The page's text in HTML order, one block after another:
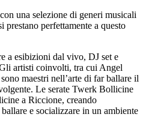
una selezione di generi musicali
prestano perfettamente a questo
a esibizioni dal vivo, DJ set e
artisti coinvolti, tra cui Angel
maestri nell’arte di far ballare il
Le serate Twerk Bollicine
a Riccione, creando
e socializzare in un ambiente